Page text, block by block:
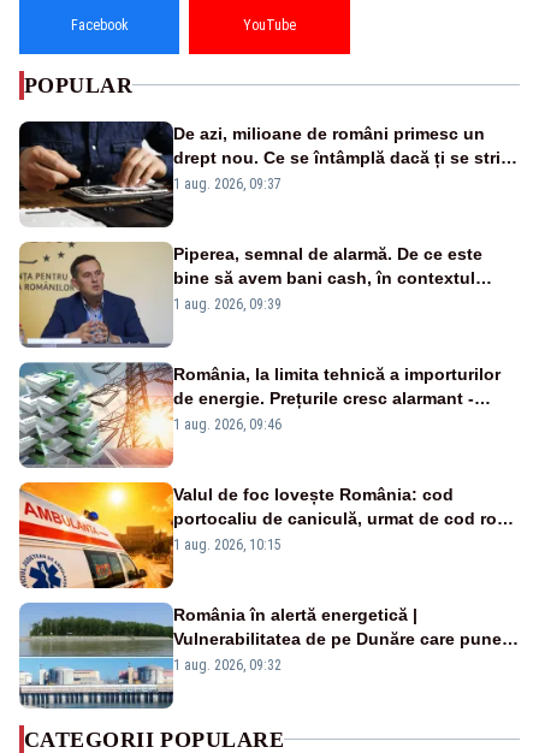
Facebook YouTube
POPULAR
De azi, milioane de români primesc un
drept nou. Ce se întâmplă dacă ți se strică
un produs
1 aug. 2026, 09:37
Piperea, semnal de alarmă. De ce este
bine să avem bani cash, în contextul
alertei energetice?
1 aug. 2026, 09:39
România, la limita tehnică a importurilor
de energie. Prețurile cresc alarmant -
Analiză Realitatea Plus
1 aug. 2026, 09:46
Valul de foc lovește România: cod
portocaliu de caniculă, urmat de cod roșu
duminică. Temperaturile urcă spre 40°C
1 aug. 2026, 10:15
România în alertă energetică |
Vulnerabilitatea de pe Dunăre care pune
în pericol Centrala Cernavodă era
1 aug. 2026, 09:32
CATEGORII POPULARE